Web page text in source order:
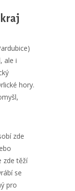
ale i
hory.
zde
zde těží
se
pro